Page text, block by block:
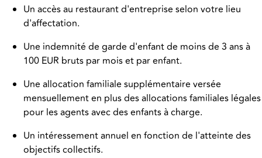
Un accès au restaurant d'entreprise selon votre lieu
d'affectation.
Une indemnité de garde d'enfant de moins de 3 ans à
100 EUR bruts par mois et par enfant.
Une allocation familiale supplémentaire versée
mensuellement en plus des allocations familiales légales
pour les agents avec des enfants à charge.
Un intéressement annuel en fonction de l'atteinte des
objectifs collectifs.